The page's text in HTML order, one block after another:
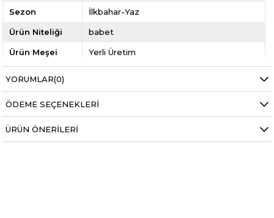
Sezon İlkbahar-Yaz
Ürün Niteliği babet
Ürün Meşei Yerli Üretim
Model Kodu My Bella YTR-287
Kategori
YORUMLAR(0)
ÖDEME SEÇENEKLERI
ÜRÜN ÖNERILERI